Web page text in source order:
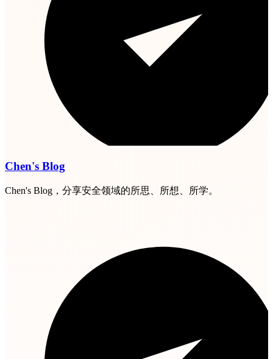
Chen's Blog
Chen's Blog，分享安全领域的所思、所想、所学。